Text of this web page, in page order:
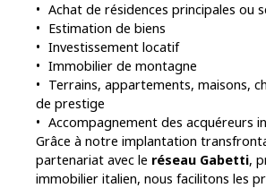
Achat de résidences principales ou
Estimation de biens
Investissement locatif
Immobilier de montagne
Terrains, appartements, maisons,
de prestige
Accompagnement des acquéreurs
Grâce à notre implantation
partenariat avec le réseau Gabetti,
immobilier italien, nous facilitons les